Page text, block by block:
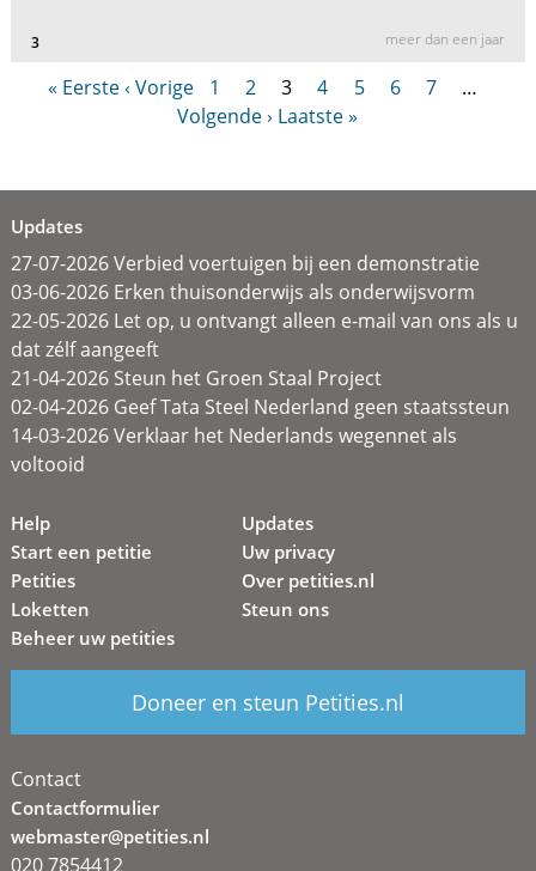
3 meer dan een jaar
« Eerste‹ Vorige 1 2 3 4 5 6 7
…
Volgende › Laatste »
Updates
27-07-2026 Verbied voertuigen bij een demonstratie
03-06-2026 Erken thuisonderwijs als onderwijsvorm
22-05-2026 Let op, u ontvangt alleen e-mail van ons als u
dat zélf aangeeft
21-04-2026 Steun het Groen Staal Project
02-04-2026 Geef Tata Steel Nederland geen staatssteun
14-03-2026 Verklaar het Nederlands wegennet als
voltooid
Help
Start een petitie
Petities
Loketten
Beheer uw petities
Updates
Uw privacy
Over petities.nl
Steun ons
Doneer en steun Petities.nl
Contact
Contactformulier
webmaster@petities.nl
020 7854412